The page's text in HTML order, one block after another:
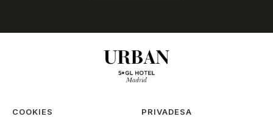
COOKIES PRIVADESA